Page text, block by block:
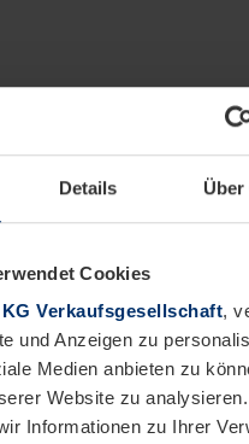
Details
Cookies
Verkaufsgesellschaft,
und Anzeigen zu
Medien anbieten zu
Website zu analysieren.
Informationen zu Ihrer